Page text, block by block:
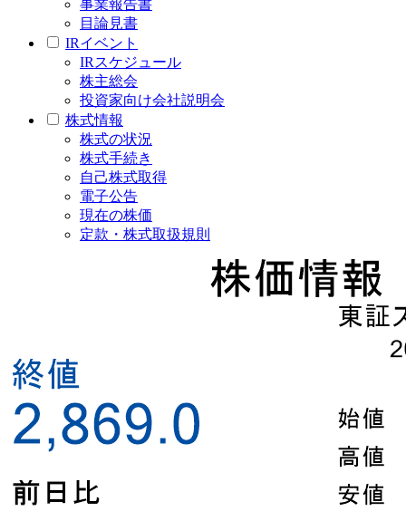
事業報告書
目論見書
IRイベント
IRスケジュール
株主総会
投資家向け会社説明会
株式情報
株式の状況
株式手続き
自己株式取得
電子公告
現在の株価
定款・株式取扱規則